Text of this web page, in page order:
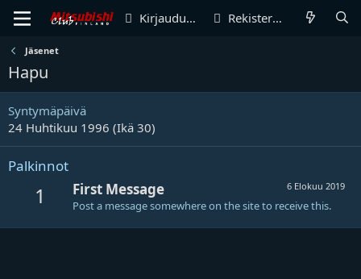
Kirjaudu sisään Rekisteröidy
Jäsenet
Hapu
Syntymäpäivä
24 Huhtikuu 1996 (Ikä 30)
Palkinnot
1 6 Elokuu 2019
First Message
Post a message somewhere on the site to receive this.